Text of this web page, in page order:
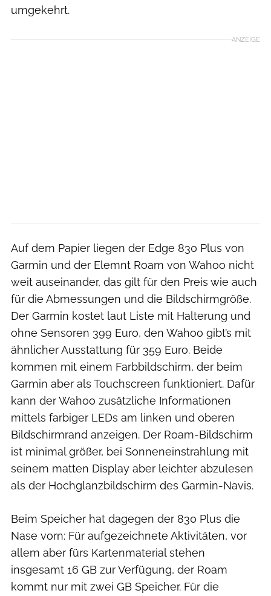
umgekehrt.
ANZEIGE
Auf dem Papier liegen der Edge 830 Plus von
Garmin und der Elemnt Roam von Wahoo nicht
weit auseinander, das gilt für den Preis wie auch
für die Abmessungen und die Bildschirmgröße.
Der Garmin kostet laut Liste mit Halterung und
ohne Sensoren 399 Euro, den Wahoo gibt’s mit
ähnlicher Ausstattung für 359 Euro. Beide
kommen mit einem Farbbildschirm, der beim
Garmin aber als Touchscreen funktioniert. Dafür
kann der Wahoo zusätzliche Informationen
mittels farbiger LEDs am linken und oberen
Bildschirmrand anzeigen. Der Roam-Bildschirm
ist minimal größer, bei Sonneneinstrahlung mit
seinem matten Display aber leichter abzulesen
als der Hochglanzbildschirm des Garmin-Navis.
Beim Speicher hat dagegen der 830 Plus die
Nase vorn: Für aufgezeichnete Aktivitäten, vor
allem aber fürs Kartenmaterial stehen
insgesamt 16 GB zur Verfügung, der Roam
kommt nur mit zwei GB Speicher. Für die